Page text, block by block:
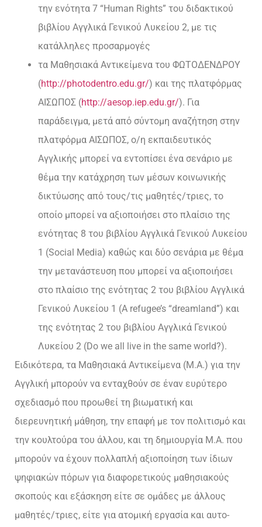
την ενότητα 7 “Human Rights” του διδακτικού
βιβλίου Αγγλικά Γενικού Λυκείου 2, με τις
κατάλληλες προσαρμογές
τα Μαθησιακά Αντικείμενα του ΦΩΤΟΔΕΝΔΡΟΥ
(http://photodentro.edu.gr/) και της πλατφόρμας
ΑΙΣΩΠΟΣ (http://aesop.iep.edu.gr/). Για
παράδειγμα, μετά από σύντομη αναζήτηση στην
πλατφόρμα ΑΙΣΩΠΟΣ, ο/η εκπαιδευτικός
Αγγλικής μπορεί να εντοπίσει ένα σενάριο με
θέμα την κατάχρηση των μέσων κοινωνικής
δικτύωσης από τους/τις μαθητές/τριες, το
οποίο μπορεί να αξιοποιήσει στο πλαίσιο της
ενότητας 8 του βιβλίου Αγγλικά Γενικού Λυκείου
1 (Social Media) καθώς και δύο σενάρια με θέμα
την μετανάστευση που μπορεί να αξιοποιήσει
στο πλαίσιο της ενότητας 2 του βιβλίου Αγγλικά
Γενικού Λυκείου 1 (A refugee’s “dreamland”) και
της ενότητας 2 του βιβλίου Αγγλικά Γενικού
Λυκείου 2 (Do we all live in the same world?).
Ειδικότερα, τα Μαθησιακά Αντικείμενα (Μ.Α.) για την
Αγγλική μπορούν να ενταχθούν σε έναν ευρύτερο
σχεδιασμό που προωθεί τη βιωματική και
διερευνητική μάθηση, την επαφή με τον πολιτισμό και
την κουλτούρα του άλλου, και τη δημιουργία Μ.Α. που
μπορούν να έχουν πολλαπλή αξιοποίηση των ίδιων
ψηφιακών πόρων για διαφορετικούς μαθησιακούς
σκοπούς και εξάσκηση είτε σε ομάδες με άλλους
μαθητές/τριες, είτε για ατομική εργασία και αυτο-